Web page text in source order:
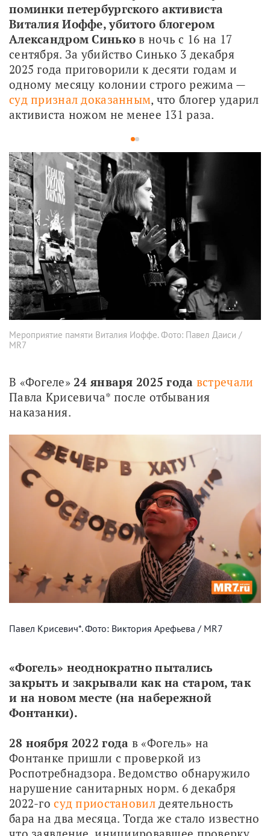
поминки петербургского активиста
Виталия Иоффе, убитого блогером
Александром Синько в ночь с 16 на 17
сентября. За убийство Синько 3 декабря
2025 года приговорили к десяти годам и
суд признал доказанным, что блогер ударил
активиста ножом не менее 131 раза.
12
Мероприятие памяти Виталия Иоффе. Фото: Павел Даиси /
MR7
В «Фогеле» 24 января 2025 года встречали
Павла Крисевича* после отбывания
наказания.
Павел Крисевич*. Фото: Виктория Арефьева / MR7
«Фогель» неоднократно пытались
закрыть и закрывали как на старом, так
и на новом месте (на набережной
Фонтанки).
28 ноября 2022 года в «Фогель» на
Фонтанке пришли с проверкой из
Роспотребнадзора. Ведомство обнаружило
нарушение санитарных норм. 6 декабря
2022-го суд приостановил деятельность
бара на два месяца. Тогда же стало известно